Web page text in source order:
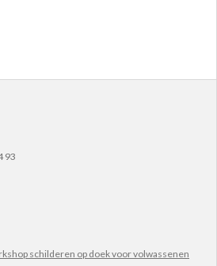
93
schilderen op doek voor volwassenen